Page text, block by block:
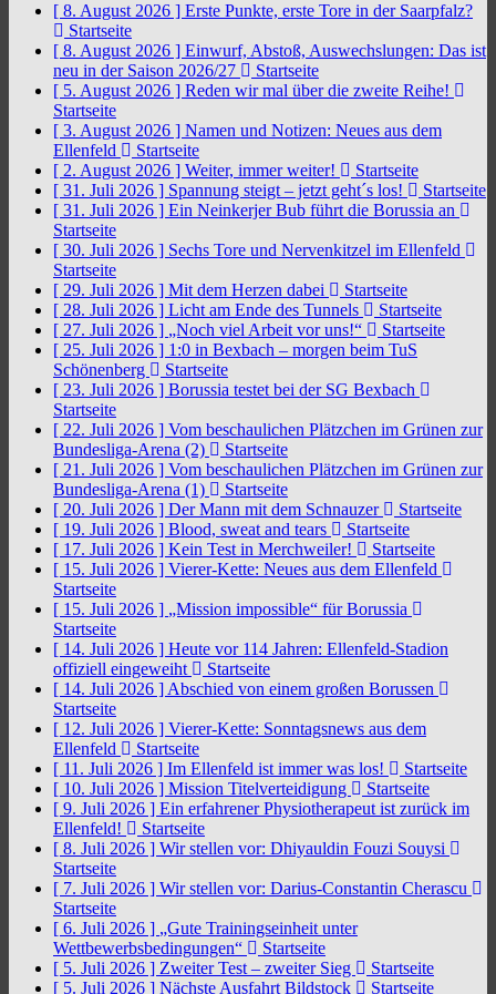
[ 8. August 2026 ] Erste Punkte, erste Tore in der Saarpfalz?
Startseite
[ 8. August 2026 ] Einwurf, Abstoß, Auswechslungen: Das ist
neu in der Saison 2026/27
Startseite
[ 5. August 2026 ] Reden wir mal über die zweite Reihe!
Startseite
[ 3. August 2026 ] Namen und Notizen: Neues aus dem
Ellenfeld
Startseite
[ 2. August 2026 ] Weiter, immer weiter!
Startseite
[ 31. Juli 2026 ] Spannung steigt – jetzt geht´s los!
Startseite
[ 31. Juli 2026 ] Ein Neinkerjer Bub führt die Borussia an
Startseite
[ 30. Juli 2026 ] Sechs Tore und Nervenkitzel im Ellenfeld
Startseite
[ 29. Juli 2026 ] Mit dem Herzen dabei
Startseite
[ 28. Juli 2026 ] Licht am Ende des Tunnels
Startseite
[ 27. Juli 2026 ] „Noch viel Arbeit vor uns!“
Startseite
[ 25. Juli 2026 ] 1:0 in Bexbach – morgen beim TuS
Schönenberg
Startseite
[ 23. Juli 2026 ] Borussia testet bei der SG Bexbach
Startseite
[ 22. Juli 2026 ] Vom beschaulichen Plätzchen im Grünen zur
Bundesliga-Arena (2)
Startseite
[ 21. Juli 2026 ] Vom beschaulichen Plätzchen im Grünen zur
Bundesliga-Arena (1)
Startseite
[ 20. Juli 2026 ] Der Mann mit dem Schnauzer
Startseite
[ 19. Juli 2026 ] Blood, sweat and tears
Startseite
[ 17. Juli 2026 ] Kein Test in Merchweiler!
Startseite
[ 15. Juli 2026 ] Vierer-Kette: Neues aus dem Ellenfeld
Startseite
[ 15. Juli 2026 ] „Mission impossible“ für Borussia
Startseite
[ 14. Juli 2026 ] Heute vor 114 Jahren: Ellenfeld-Stadion
offiziell eingeweiht
Startseite
[ 14. Juli 2026 ] Abschied von einem großen Borussen
Startseite
[ 12. Juli 2026 ] Vierer-Kette: Sonntagsnews aus dem
Ellenfeld
Startseite
[ 11. Juli 2026 ] Im Ellenfeld ist immer was los!
Startseite
[ 10. Juli 2026 ] Mission Titelverteidigung
Startseite
[ 9. Juli 2026 ] Ein erfahrener Physiotherapeut ist zurück im
Ellenfeld!
Startseite
[ 8. Juli 2026 ] Wir stellen vor: Dhiyauldin Fouzi Souysi
Startseite
[ 7. Juli 2026 ] Wir stellen vor: Darius-Constantin Cherascu
Startseite
[ 6. Juli 2026 ] „Gute Trainingseinheit unter
Wettbewerbsbedingungen“
Startseite
[ 5. Juli 2026 ] Zweiter Test – zweiter Sieg
Startseite
[ 5. Juli 2026 ] Nächste Ausfahrt Bildstock
Startseite